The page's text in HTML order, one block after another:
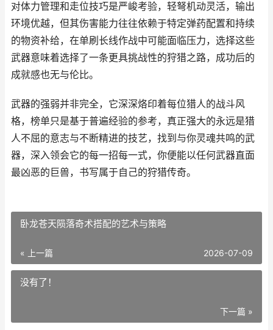
对体力管理和走位技巧是严峻考验，轻弩机动灵活，输出
环境优越，但其伤害能力往往依赖于特定弹药配置和持续
的物资补给，在单刷长线作战中可能面临压力，选择这些
武器意味着选择了一条更具挑战性的狩猎之路，成功后的
成就感也无与伦比。
武器的强弱并非完全，它深深烙印着每位猎人的战斗风
格，榜单只是基于普遍经验的参考，真正强大的永远是猎
人不屈的意志与不断精进的技艺，找到与你灵魂共鸣的武
器，深入领会它的每一招每一式，你便能以任何武器直面
最凶恶的巨兽，书写属于自己的狩猎传奇。
卧龙苍天陨落奇术搭配的艺术与策略
« 上一篇 2026-07-09
没有了！
下一篇 »